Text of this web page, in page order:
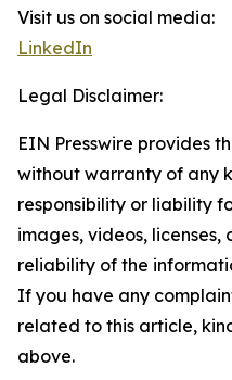
Visit us on social media:
LinkedIn
Legal Disclaimer:
EIN Presswire provides
without warranty of any
responsibility or liability
images, videos,
reliability of the
If you have any
related to this article,
above.